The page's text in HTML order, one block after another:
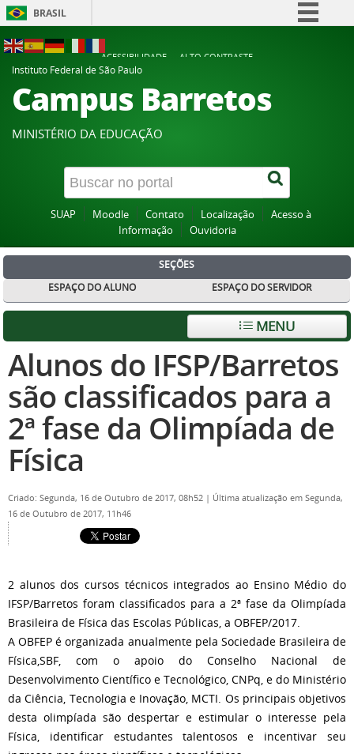
BRASIL
Participe
Acesso à informação
Canais
ACESSIBILIDADE
ALTO CONTRASTE
Instituto Federal de São Paulo
Campus Barretos
MINISTÉRIO DA EDUCAÇÃO
SUAP Moodle Contato Localização
Acesso à
Informação
Ouvidoria
SEÇÕES
ESPAÇO DO ALUNO
ESPAÇO DO SERVIDOR
MENU
Alunos do IFSP/Barretos
são classificados para a
2ª fase da Olimpíada de
Física
Criado: Segunda, 16 de Outubro de 2017, 08h52 | Última atualização em Segunda,
16 de Outubro de 2017, 11h46
2 alunos dos cursos técnicos integrados ao Ensino Médio do
IFSP/Barretos foram classificados para a 2ª fase da Olimpíada
Brasileira de Física das Escolas Públicas, a OBFEP/2017.
A OBFEP é organizada anualmente pela Sociedade Brasileira de
Física,SBF, com o apoio do Conselho Nacional de
Desenvolvimento Científico e Tecnológico, CNPq, e do Ministério
da Ciência, Tecnologia e Inovação, MCTI. Os principais objetivos
desta olimpíada são despertar e estimular o interesse pela
Física, identificar estudantes talentosos e incentivar seu